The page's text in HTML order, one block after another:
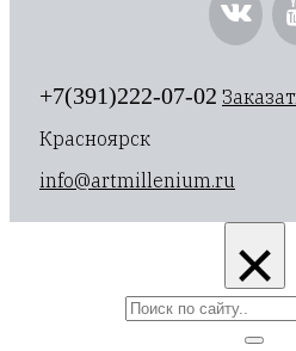
+7(391)222-07-02
Красноярск
info@artmillenium.ru
×